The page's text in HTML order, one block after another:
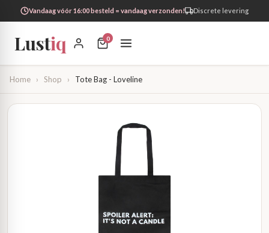
Vandaag vóór 16:00 besteld = vandaag verzonden! Discrete levering
Lustiq 0
Home › Shop › Tote Bag - Loveline